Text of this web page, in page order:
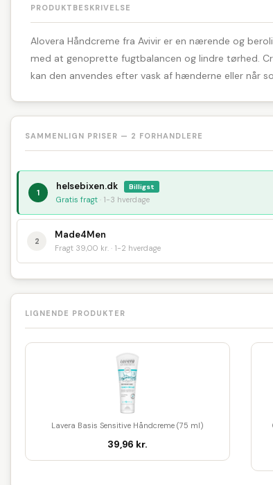
PRODUKTBESKRIVELSE
Alovera Håndcreme fra Avivir er en nærende og
med at genoprette fugtbalancen og lindre tørhed.
kan den anvendes efter vask af hænderne eller når
SAMMENLIGN PRISER — 2 FORHANDLERE
1
helsebixen.dk Billigst
Gratis fragt · 1-3 hverdage
2
Made4Men
Fragt 39,00 kr. · 1-2 hverdage
LIGNENDE PRODUKTER
Lavera Basis Sensitive Håndcreme (75 ml)
39,96 kr.